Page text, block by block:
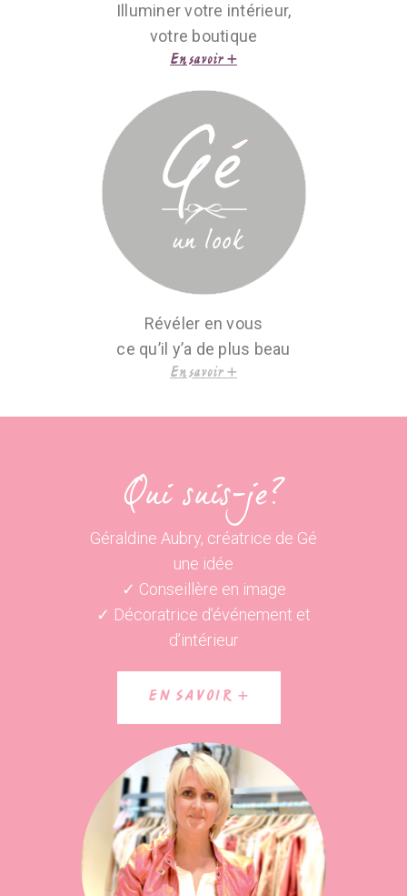
Illuminer votre intérieur,
votre boutique
En savoir +
Révéler en vous
ce qu’il y’a de plus beau
En savoir +
Qui suis-je?
Géraldine Aubry, créatrice de Gé
une idée
✓ Conseillère en image
✓ Décoratrice d’événement et
d’intérieur
EN SAVOIR +